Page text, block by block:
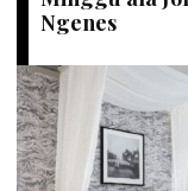
Ngenes